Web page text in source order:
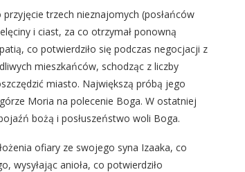
trzech nieznajomych (posłańców
i ciast, za co otrzymał ponowną
co potwierdziło się podczas negocjacji z
mieszkańców, schodząc z liczby
miasto. Największą próbą jego
Moria na polecenie Boga. W ostatniej
bożą i posłuszeństwo woli Boga.
ofiary ze swojego syna Izaaka, co
wysyłając anioła, co potwierdziło